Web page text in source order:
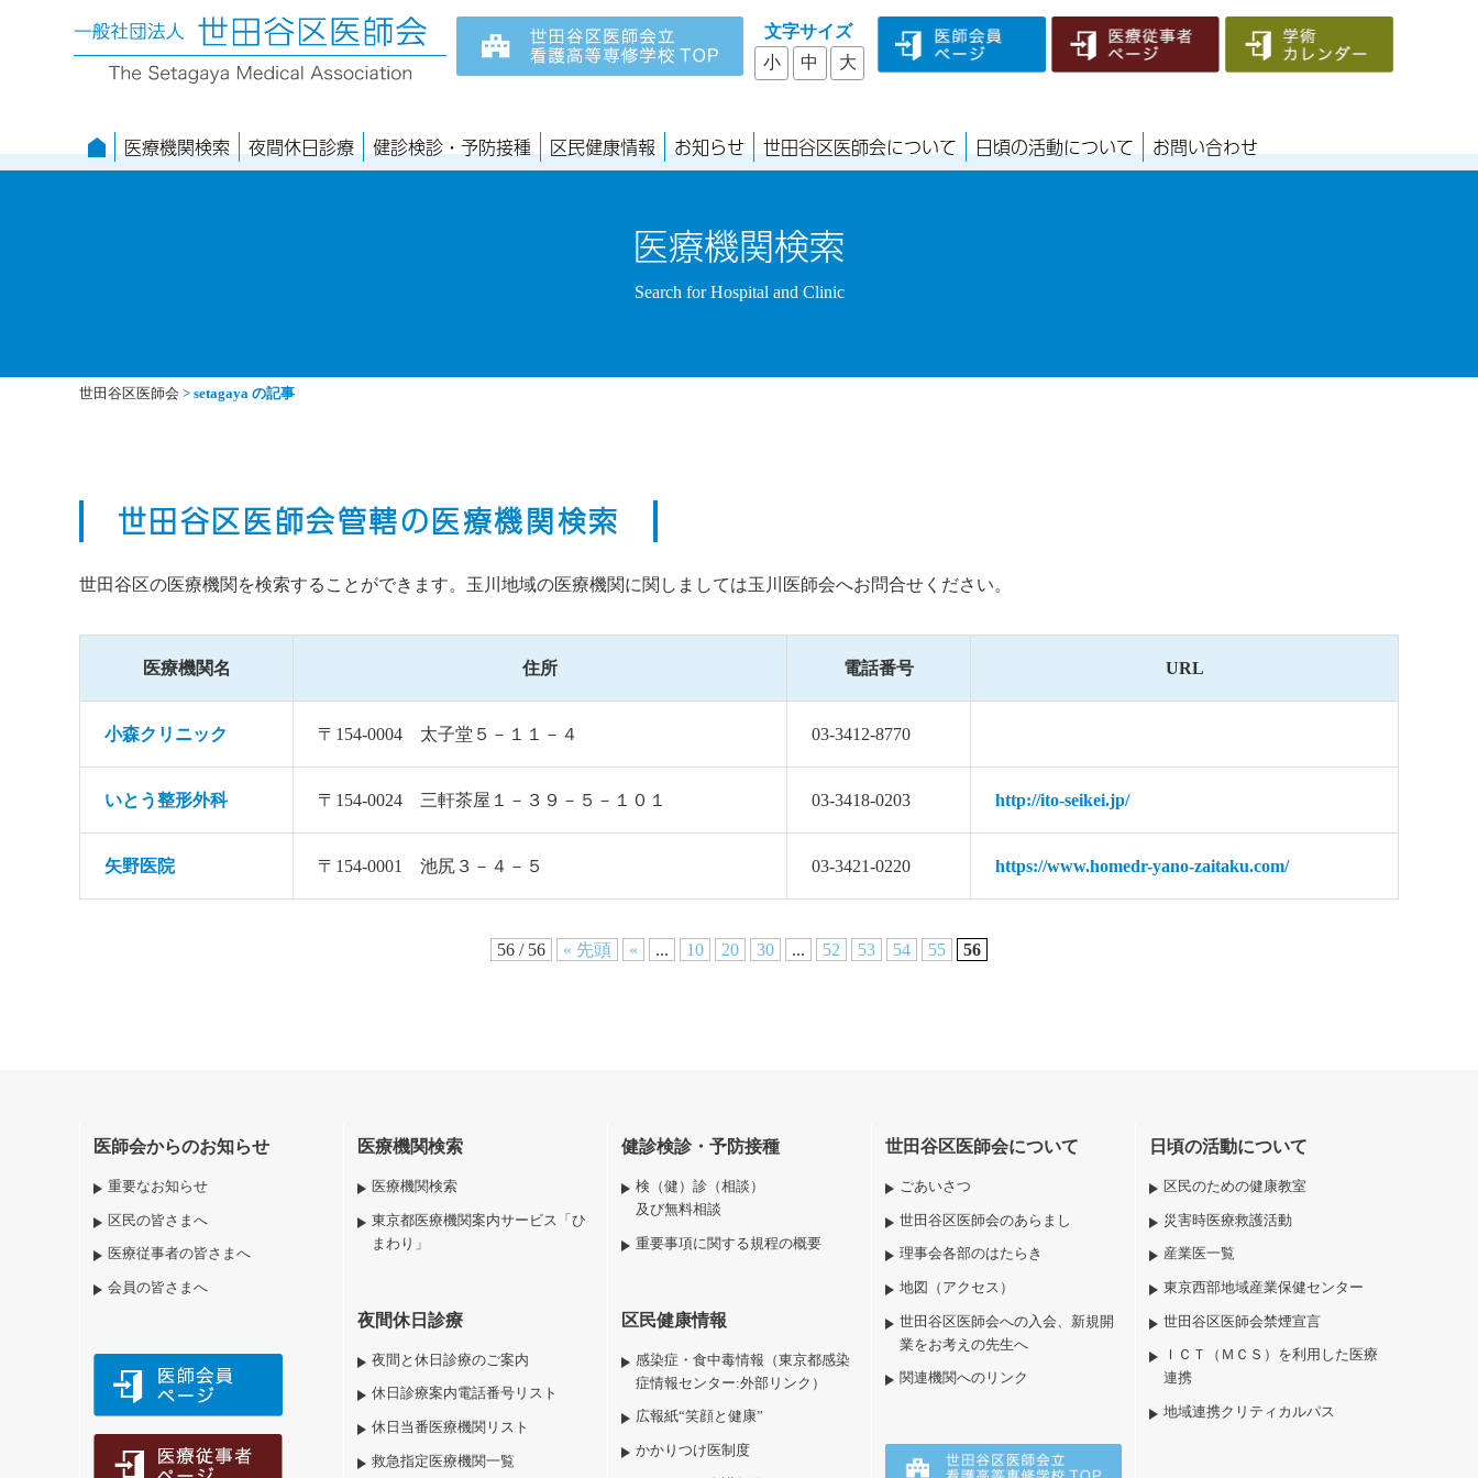
文字サイズ
小
中 大
医療機関検索 夜間休日診療 健診検診・予防接種 区民健康情報 お知らせ 世田谷区医師会について 日頃の活動について お問い合わせ
医療機関検索
Search for Hospital and Clinic
世田谷区医師会 > setagaya の記事
世田谷区医師会管轄の医療機関検索
世田谷区の医療機関を検索することができます。玉川地域の医療機関に関しましては玉川医師会へお問合せください。
医療機関名 住所 電話番号 URL
小森クリニック 〒154-0004 太子堂５－１１－４ 03-3412-8770
いとう整形外科 〒154-0024 三軒茶屋１－３９－５－１０１ 03-3418-0203 http://ito-seikei.jp/
矢野医院 〒154-0001 池尻３－４－５ 03-3421-0220 https://www.homedr-yano-zaitaku.com/
56 / 56 « 先頭 « ... 10 20 30 ... 52 53 54 55 56
医師会からのお知らせ
重要なお知らせ
区民の皆さまへ
医療従事者の皆さまへ
会員の皆さまへ
医療機関検索
医療機関検索
東京都医療機関案内サービス「ひ
まわり」
夜間休日診療
夜間と休日診療のご案内
休日診療案内電話番号リスト
休日当番医療機関リスト
救急指定医療機関一覧
健診検診・予防接種
検（健）診（相談）
及び無料相談
重要事項に関する規程の概要
区民健康情報
感染症・食中毒情報（東京都感染
症情報センター:外部リンク）
広報紙“笑顔と健康”
かかりつけ医制度
世田谷区医師会について
ごあいさつ
世田谷区医師会のあらまし
理事会各部のはたらき
地図（アクセス）
世田谷区医師会への入会、新規開
業をお考えの先生へ
関連機関へのリンク
日頃の活動について
区民のための健康教室
災害時医療救護活動
産業医一覧
東京西部地域産業保健センター
世田谷区医師会禁煙宣言
ＩＣＴ（ＭＣＳ）を利用した医療
連携
地域連携クリティカルパス